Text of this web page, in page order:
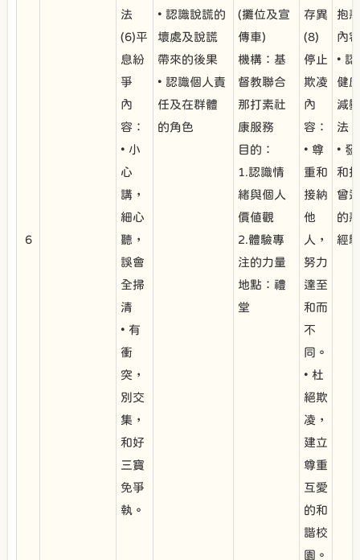
6
法
(6)平
息紛
爭
內
容：
• 小
心
講，
細心
聽，
誤會
全掃
清
• 有
衝
突，
別交
集，
和好
三寶
免爭
執。
• 認識說謊的
壞處及說謊
帶來的後果
• 認識個人責
任及在群體
的角色
(攤位及宣
傳車)
機構：基
督教聯合
那打素社
康服務
目的：
1.認識情
緒與個人
價值觀
2.體驗專
注的力量
地點：禮
堂
存異
(8)
停止
欺凌
內
容：
• 尊
重和
接納
他
人，
努力
達至
和而
不
同。
• 杜
絕欺
凌，
建立
尊重
互愛
的和
諧校
園。
抱
內
• 認
健
減
法
• 發
和
曾
的
經驗